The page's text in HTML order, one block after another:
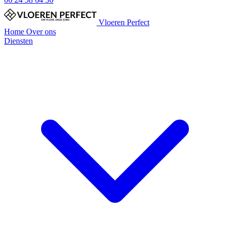
Vloeren Perfect
Home Over ons
Diensten